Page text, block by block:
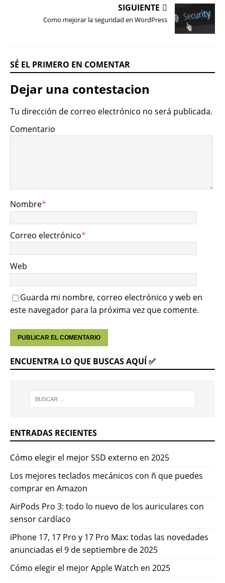
SIGUIENTE
Como mejorar la seguridad en WordPress
SÉ EL PRIMERO EN COMENTAR
Dejar una contestacion
Tu dirección de correo electrónico no será publicada.
Comentario
Nombre*
Correo electrónico*
Web
Guarda mi nombre, correo electrónico y web en
este navegador para la próxima vez que comente.
ENCUENTRA LO QUE BUSCAS AQUÍ ✅
ENTRADAS RECIENTES
Cómo elegir el mejor SSD externo en 2025
Los mejores teclados mecánicos con ñ que puedes
comprar en Amazon
AirPods Pro 3: todo lo nuevo de los auriculares con
sensor cardíaco
iPhone 17, 17 Pro y 17 Pro Max: todas las novedades
anunciadas el 9 de septiembre de 2025
Cómo elegir el mejor Apple Watch en 2025